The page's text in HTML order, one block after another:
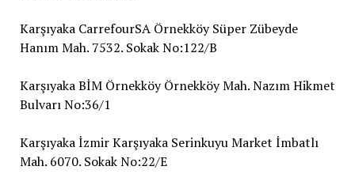
Karşıyaka CarrefourSA Örnekköy Süper Zübeyde
Hanım Mah. 7532. Sokak No:122/B
Karşıyaka BİM Örnekköy Örnekköy Mah. Nazım Hikmet
Bulvarı No:36/1
Karşıyaka İzmir Karşıyaka Serinkuyu Market İmbatlı
Mah. 6070. Sokak No:22/E